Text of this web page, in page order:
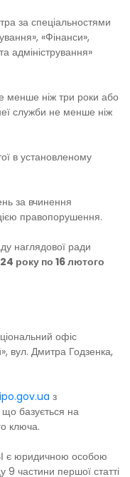
за спеціальностями
«Фінанси»,
адміністрування»
менше ніж три роки або
служби не менше ніж
в установленому
за вчинення
правопорушення.
наглядової ради
року по 16 лютого
офіс
вул. Дмитра Годзенка,
з
що базується на
ключа.
є юридичною особою
9 частини першої статті